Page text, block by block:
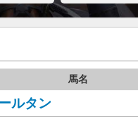
馬名
ルタン